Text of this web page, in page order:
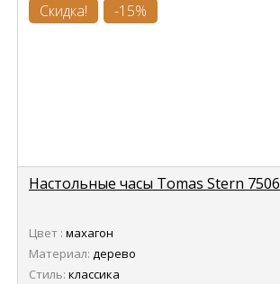
Скидка! -15%
Настольные часы Tomas Stern 7506
Цвет : махагон
Материал: дерево
Стиль: классика